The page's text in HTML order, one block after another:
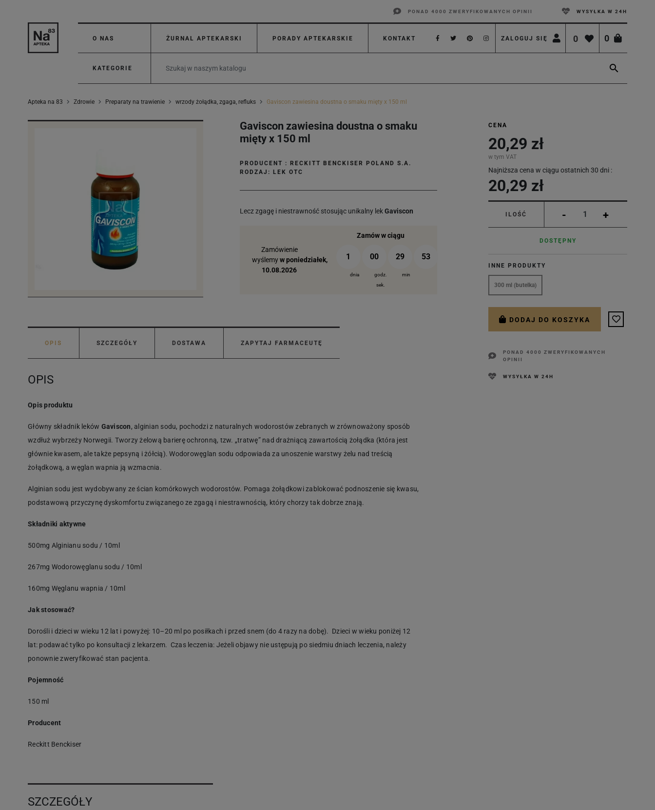
PONAD 4000 ZWERYFIKOWANYCH OPINII WYSYŁKA W 24H
O NAS ŻURNAL APTEKARSKI PORADY APTEKARSKIE KONTAKT 0
ZALOGUJ SIĘ 0
KATEGORIE 
Apteka na 83 Zdrowie Preparaty na trawienie wrzody żołądka, zgaga, refluks Gaviscon zawiesina doustna o smaku mięty x 150 ml
Gaviscon zawiesina doustna o smaku
mięty x 150 ml
PRODUCENT :
RECKITT BENCKISER POLAND S.A.
RODZAJ: LEK OTC
Lecz zgagę i niestrawność stosując unikalny lekGaviscon
Zamówienie
wyślemyw poniedziałek,
10.08.2026
Zamów w ciągu
1 00 29 52
dnia godz.
min
sek.
OPIS SZCZEGÓŁY DOSTAWA ZAPYTAJ FARMACEUTĘ
OPIS
Opis produktu
Główny składnik leków Gaviscon, alginian sodu, pochodzi z naturalnych wodorostów zebranych w zrównoważony sposób
wzdłuż wybrzeży Norwegii. Tworzy żelową barierę ochronną, tzw. „tratwę” nad drażniącą zawartością żołądka (która jest
głównie kwasem, ale także pepsyną i żółcią). Wodorowęglan sodu odpowiada za unoszenie warstwy żelu nad treścią
żołądkową, a węglan wapnia ją wzmacnia.
Alginian sodu jest wydobywany ze ścian komórkowych wodorostów. Pomaga żołądkowi zablokować podnoszenie się kwasu,
podstawową przyczynę dyskomfortu związanego ze zgagą i niestrawnością, który chorzy tak dobrze znają.
Składniki aktywne
500mg Alginianu sodu / 10ml
267mg Wodorowęglanu sodu / 10ml
160mg Węglanu wapnia / 10ml
Jak stosować?
Dorośli i dzieci w wieku 12 lat i powyżej: 10–20 ml po posiłkach i przed snem (do 4 razy na dobę). Dzieci w wieku poniżej 12
lat: podawać tylko po konsultacji z lekarzem. Czas leczenia: Jeżeli objawy nie ustępują po siedmiu dniach leczenia, należy
ponownie zweryfikować stan pacjenta.
Pojemność
150 ml
Producent
Reckitt Benckiser
SZCZEGÓŁY
CENA
20,29 zł
w tym VAT
Najniższa cena w ciągu ostatnich 30 dni :
20,29 zł
ILOŚĆ - +
DOSTĘPNY
INNE PRODUKTY
300 ml (butelka)
DODAJ DO KOSZYKA
PONAD 4000 ZWERYFIKOWANYCH
OPINII
WYSYŁKA W 24H